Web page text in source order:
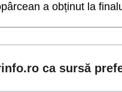
a obținut la
ca sursă